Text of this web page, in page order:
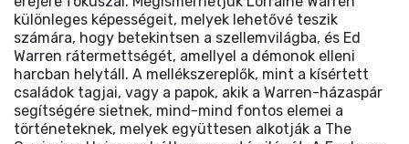
különleges képességeit, melyek lehetővé teszik
számára, hogy betekintsen a szellemvilágba, és Ed
Warren rátermettségét, amellyel a démonok elleni
harcban helytáll. A mellékszereplők, mint a kísértett
családok tagjai, vagy a papok, akik a Warren-házaspár
segítségére sietnek, mind-mind fontos elemei a
történeteknek, melyek együttesen alkotják a The